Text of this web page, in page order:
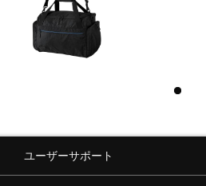
ユーザーサポート